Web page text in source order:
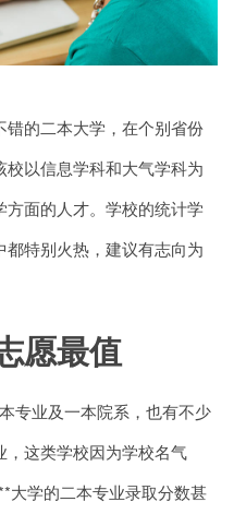
的二本大学，在个别省份
以信息学科和大气学科为
面的人才。学校的统计学
特别火热，建议有志向为
愿最值
专业及一本院系，也有不少
这类学校因为学校名气
大学的二本专业录取分数甚